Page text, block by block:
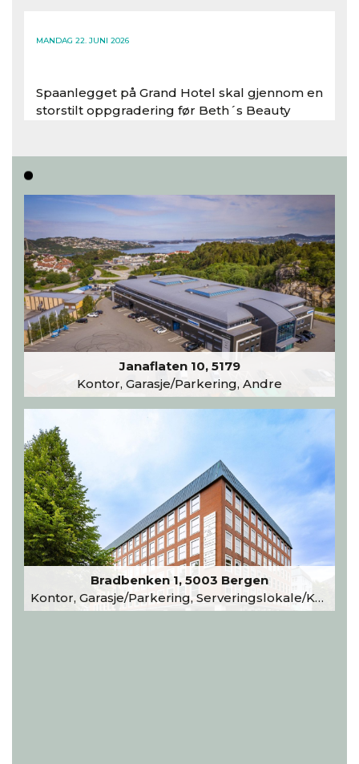
MANDAG 22. JUNI 2026
Spaanlegget på Grand Hotel skal gjennom en
storstilt oppgradering før Beth´s Beauty
Les hele artikkelen
Janaflaten 10, 5179
Kontor, Garasje/Parkering, Andre
Bradbenken 1, 5003 Bergen
Kontor, Garasje/Parkering, Serveringslokale/Kantine, Undervisning/Arrangement